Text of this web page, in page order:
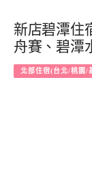
新店碧潭住
舟賽、碧潭
北部住宿(台北/桃園/